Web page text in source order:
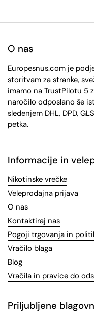
O nas
Europesnus.com je
storitvam za stranke,
imamo na TrustPilotu 5
naročilo odposlano še
sledenjem DHL, DPD,
petka.
Informacije in
Nikotinske vrečke
Veleprodajna prijava
O nas
Kontaktiraj nas
Pogoji trgovanja in
Vračilo blaga
Blog
Vračila in pravice do
Priljubljene